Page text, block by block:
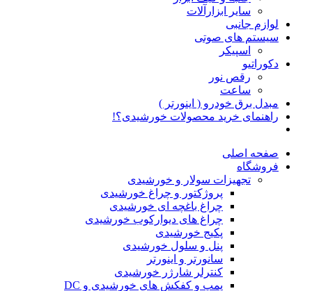
سایر ابزارآلات
لوازم جانبی
سیستم های صوتی
اسپیکر
دکوراتیو
رقص نور
ساعت
مبدل برق خودرو ( اینورتر )
راهنمای خرید محصولات خورشیدی؟!
صفحه اصلی
فروشگاه
تجهیزات سولار و خورشیدی
پروژکتور و چراغ خورشیدی
چراغ باغچه ای خورشیدی
چراغ های دیوارکوب خورشیدی
پکیج خورشیدی
پنل و سلول خورشیدی
سانورتر و اینورتر
کنترلر شارژر خورشیدی
پمپ و کفکش های خورشیدی و DC